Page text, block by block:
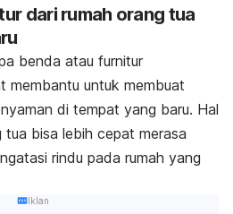
dari rumah orang tua
benda atau furnitur
membantu untuk membuat
di tempat yang baru. Hal
tua bisa lebih cepat merasa
rindu pada rumah yang
Iklan